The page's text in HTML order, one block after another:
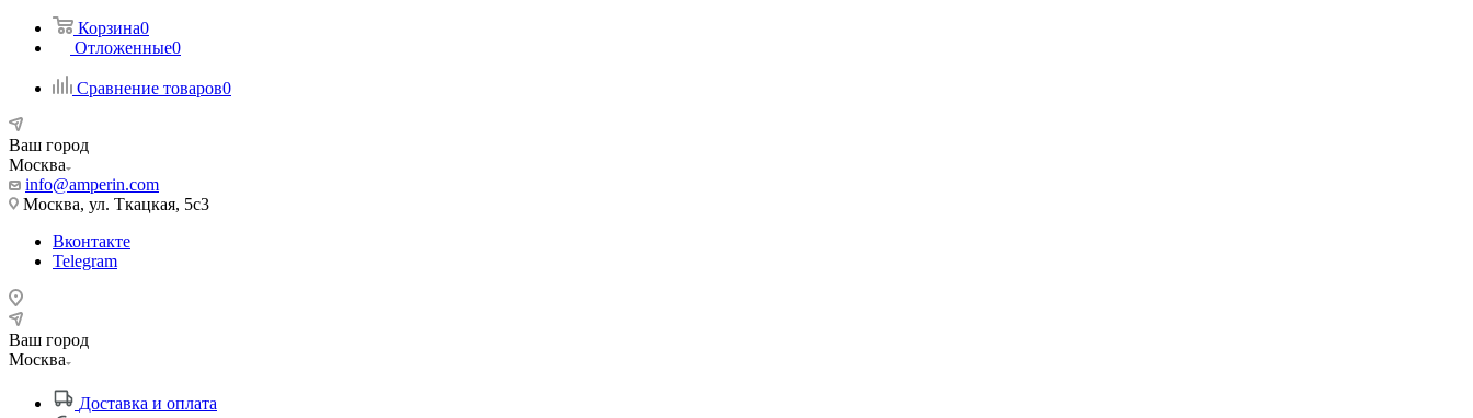
Корзина0
Отложенные0
Сравнение товаров0
Ваш город
Москва
info@amperin.com
Москва, ул. Ткацкая, 5с3
Вконтакте
Telegram
Ваш город
Москва
Доставка и оплата